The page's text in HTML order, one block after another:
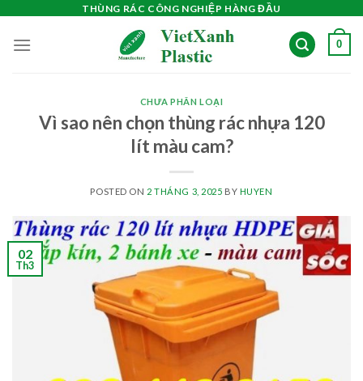
content
THÙNG RÁC CÔNG NGHIỆP HÀNG ĐẦU
0
CHƯA PHÂN LOẠI
Vì sao nên chọn thùng rác nhựa 120
lít màu cam?
POSTED ON 2 THÁNG 3, 2025 BY HUYEN
02
Th3